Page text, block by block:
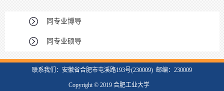
同专业博导
同专业硕导
联系我们：安徽省合肥市屯溪路193号(230009) 邮编：230009
Copyright © 2019 合肥工业大学